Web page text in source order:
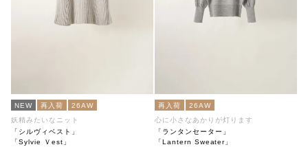
NEW 再入荷
26AW
妖精みたいなニット
「シルヴィベスト」
「Sylvie Ｖest」
再入荷
26AW
心に小さなあかりが灯ります
「ランタンセーター」
「Lantern Sweater」